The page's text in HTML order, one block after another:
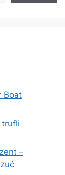
Boat
trufli
–